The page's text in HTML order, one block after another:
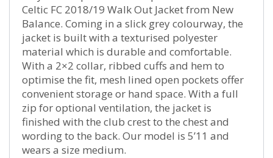
Celtic FC 2018/19 Walk Out Jacket from New
Balance. Coming in a slick grey colourway, the
jacket is built with a texturised polyester
material which is durable and comfortable.
With a 2×2 collar, ribbed cuffs and hem to
optimise the fit, mesh lined open pockets offer
convenient storage or hand space. With a full
zip for optional ventilation, the jacket is
finished with the club crest to the chest and
wording to the back. Our model is 5’11 and
wears a size medium.